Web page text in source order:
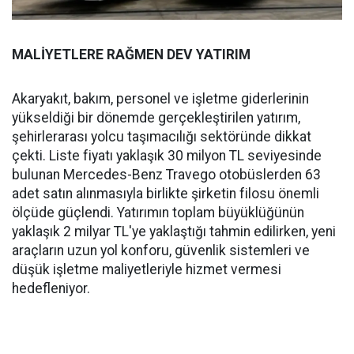
MALİYETLERE RAĞMEN DEV YATIRIM
Akaryakıt, bakım, personel ve işletme giderlerinin
yükseldiği bir dönemde gerçekleştirilen yatırım,
şehirlerarası yolcu taşımacılığı sektöründe dikkat
çekti. Liste fiyatı yaklaşık 30 milyon TL seviyesinde
bulunan Mercedes-Benz Travego otobüslerden 63
adet satın alınmasıyla birlikte şirketin filosu önemli
ölçüde güçlendi. Yatırımın toplam büyüklüğünün
yaklaşık 2 milyar TL'ye yaklaştığı tahmin edilirken, yeni
araçların uzun yol konforu, güvenlik sistemleri ve
düşük işletme maliyetleriyle hizmet vermesi
hedefleniyor.